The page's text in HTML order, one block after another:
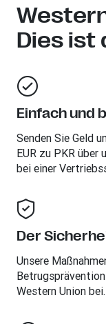
Dies ist
Einfach und
Senden Sie Geld
EUR zu PKR über
bei einer
Der
Unsere
Western Union bei.